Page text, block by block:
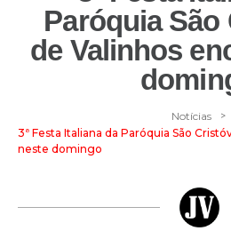
Paróquia
de Valinhos
Notícias >
3ª Festa Italiana da Paróquia São
neste domingo